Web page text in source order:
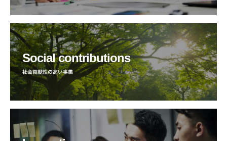
Social contributions
社会貢献性の高い事業